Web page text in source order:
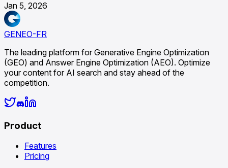
Jan 5, 2026
GENEO-FR
The leading platform for Generative Engine Optimization
(GEO) and Answer Engine Optimization (AEO). Optimize
your content for AI search and stay ahead of the
competition.
Product
Features
Pricing